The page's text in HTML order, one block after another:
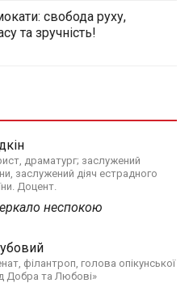
свобода руху,
та зручність!
драматург; заслужений
заслужений діяч естрадного
Доцент.
неспокою
філантроп, голова опікунської
Добра та Любові»